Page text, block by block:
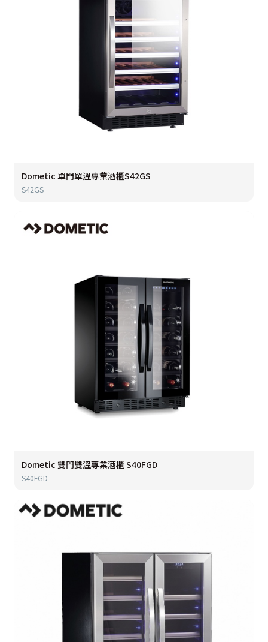
Dometic 單門單溫專業酒櫃S42GS
S42GS
Dometic 雙門雙溫專業酒櫃 S40FGD
S40FGD